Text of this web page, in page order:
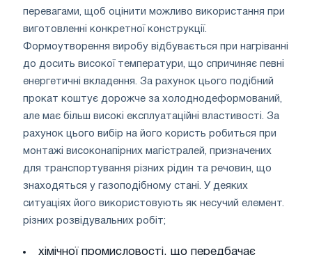
перевагами, щоб оцінити можливо використання при
виготовленні конкретної конструкції.
Формоутворення виробу відбувається при нагріванні
до досить високої температури, що спричиняє певні
енергетичні вкладення. За рахунок цього подібний
прокат коштує дорожче за холоднодеформований,
але має більш високі експлуатаційні властивості. За
рахунок цього вибір на його користь робиться при
монтажі високонапірних магістралей, призначених
для транспортування різних рідин та речовин, що
знаходяться у газоподібному стані. У деяких
ситуаціях його використовують як несучий елемент.
різних розвідувальних робіт;
хімічної промисловості, що передбачає